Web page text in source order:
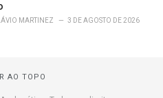
MARTINEZ 3 DE AGOSTO DE 2026
AO TOPO